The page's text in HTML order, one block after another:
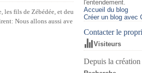
les fils de Zébédée, et deu
Nous allons aussi ave
l'entendement.
Accueil du blog
Créer un blog avec
Contacter le
Visiteurs
Depuis la création